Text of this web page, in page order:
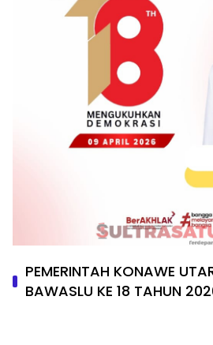
PEMERINTAH KONAWE
BAWASLU KE 18 TAHUN